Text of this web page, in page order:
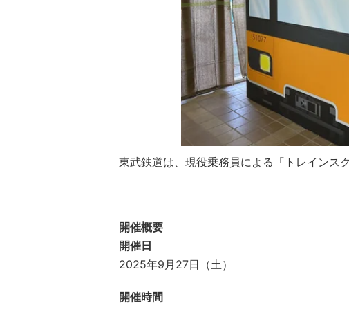
東武鉄道は、現役乗務員による「トレインス
開催概要
開催日
2025年9月27日（土）
開催時間